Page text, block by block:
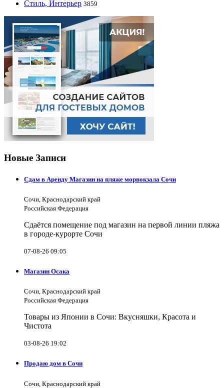
Стиль, Интерьер 3859
Новые Записи
Сдам в Аренду Магазин на пляже морвокзала Сочи
Сочи, Краснодарский край
Российская Федерация
Сдаётся помещение под магазин на первой линии пляжа
в городе-курорте Сочи
07-08-26 09:05
Магазин Осака
Сочи, Краснодарский край
Российская Федерация
Товары из Японии в Сочи: Вкусняшки, Красота и
Чистота
03-08-26 19:02
Продаю дом в Сочи
Сочи, Краснодарский край